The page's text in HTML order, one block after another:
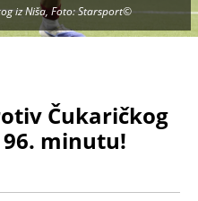
iz Niša, Foto: Starsport©
Čukaričkog
minutu!